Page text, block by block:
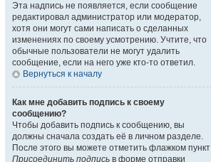
Эта надпись не появляется, если сообщение
редактировал администратор или модератор,
хотя они могут сами написать о сделанных
изменениях по своему усмотрению. Учтите, что
обычные пользователи не могут удалить
сообщение, если на него уже кто-то ответил.
Вернуться к началу
Как мне добавить подпись к своему
сообщению?
Чтобы добавить подпись к сообщению, вы
должны сначала создать её в личном разделе.
После этого вы можете отметить флажком пункт
Присоединить подпись в форме отправки